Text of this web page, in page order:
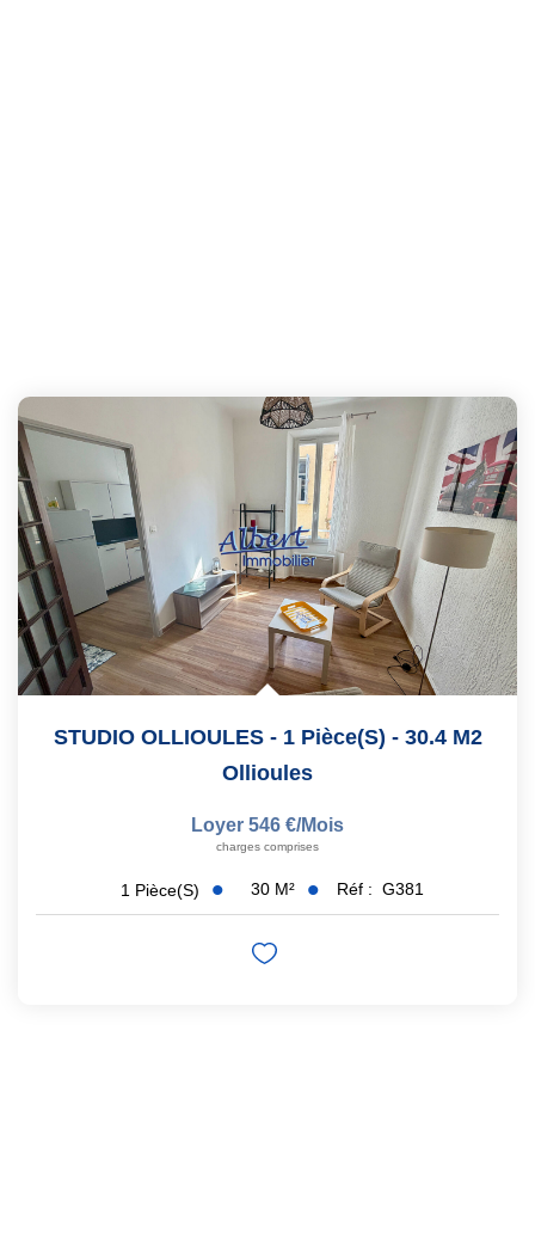
STUDIO OLLIOULES - 1 Pièce(s) - 30.4 M2
Ollioules
Loyer 546 €/mois
charges comprises
1 Pièce(s) 30 M² Réf : G381